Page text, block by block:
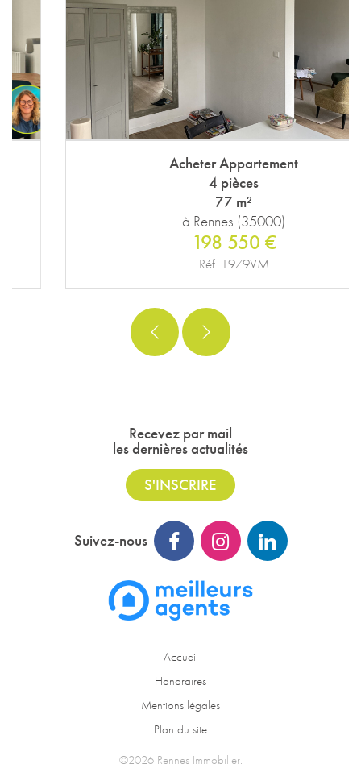
Acheter Appartement
à Rennes (35000)
198 550 €
Réf. 1979VM
Recevez par mail
les dernières actualités
S'INSCRIRE
Suivez-nous
Accueil
Honoraires
Mentions légales
Plan du site
©2026 Rennes Immobilier.